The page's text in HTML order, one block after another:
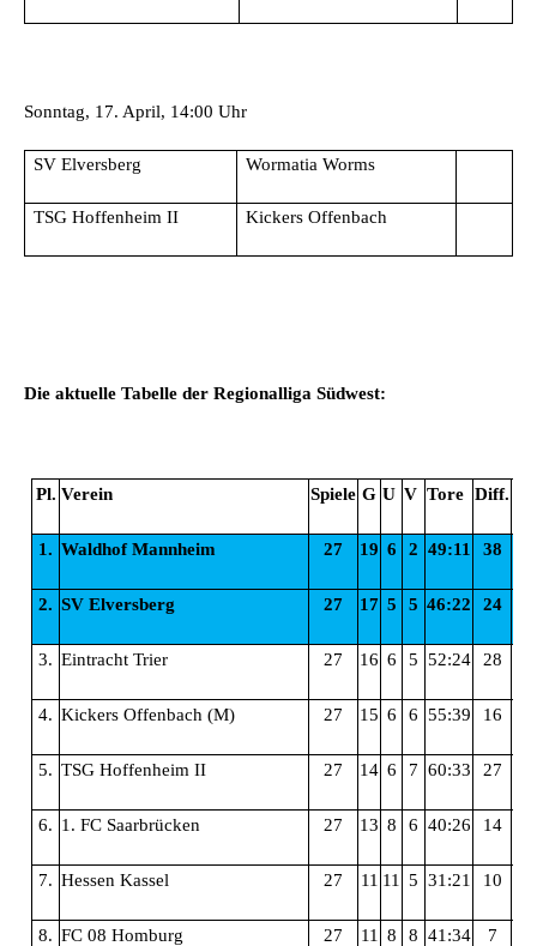
Sonntag, 17. April, 14:00 Uhr
SV Elversberg Wormatia Worms
TSG Hoffenheim II Kickers Offenbach
Die aktuelle Tabelle der Regionalliga Südwest:
Pl. Verein Spiele G U V Tore Diff.
1. Waldhof Mannheim 27 19 6 2 49:11 38
2. SV Elversberg 27 17 5 5 46:22 24
3. Eintracht Trier 27 16 6 5 52:24 28
4. Kickers Offenbach (M) 27 15 6 6 55:39 16
5. TSG Hoffenheim II 27 14 6 7 60:33 27
6. 1. FC Saarbrücken 27 13 8 6 40:26 14
7. Hessen Kassel 27 11 11 5 31:21 10
8. FC 08 Homburg 27 11 8 8 41:34 7